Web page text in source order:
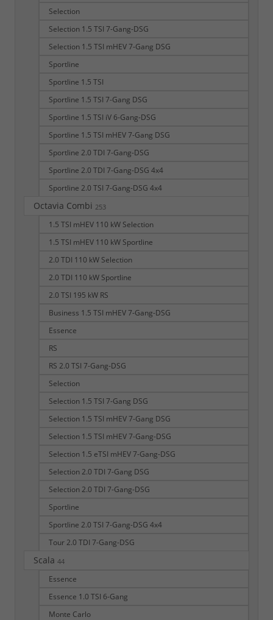
Selection
Selection 1.5 TSI 7-Gang-DSG
Selection 1.5 TSI mHEV 7-Gang DSG
Sportline
Sportline 1.5 TSI
Sportline 1.5 TSI 7-Gang DSG
Sportline 1.5 TSI iV 6-Gang-DSG
Sportline 1.5 TSI mHEV 7-Gang DSG
Sportline 2.0 TDI 7-Gang-DSG
Sportline 2.0 TDI 7-Gang-DSG 4x4
Sportline 2.0 TSI 7-Gang-DSG 4x4
Octavia Combi 253
1.5 TSI mHEV 110 kW Selection
1.5 TSI mHEV 110 kW Sportline
2.0 TDI 110 kW Selection
2.0 TDI 110 kW Sportline
2.0 TSI 195 kW RS
Business 1.5 TSI mHEV 7-Gang-DSG
Essence
RS
RS 2.0 TSI 7-Gang-DSG
Selection
Selection 1.5 TSI 7-Gang DSG
Selection 1.5 TSI mHEV 7-Gang DSG
Selection 1.5 TSI mHEV 7-Gang-DSG
Selection 1.5 eTSI mHEV 7-Gang-DSG
Selection 2.0 TDI 7-Gang DSG
Selection 2.0 TDI 7-Gang-DSG
Sportline
Sportline 2.0 TSI 7-Gang-DSG 4x4
Tour 2.0 TDI 7-Gang-DSG
Scala 44
Essence
Essence 1.0 TSI 6-Gang
Monte Carlo